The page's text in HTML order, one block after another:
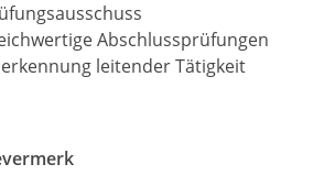
Abschlussprüfungen
leitender Tätigkeit